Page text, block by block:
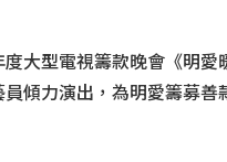
大型電視籌款晚會《明
傾力演出，為明愛籌募